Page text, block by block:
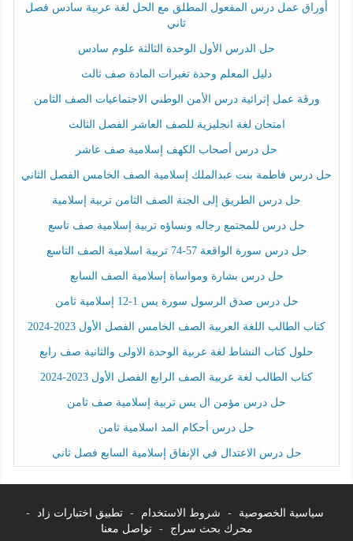
أوراق عمل درس المفعول المطلق مع الحل لغة عربية سادس فصل
ثاني
حل الدرس الأول الوحدة الثالثة علوم سادس
دليل المعلم وحدة تغيرات المادة صف ثالث
ورقة عمل إثرائية درس الأمن الوطني الاجتماعيات الصف الثامن
امتحان لغة انجليزية للصف العاشر الفصل الثالث
حل درس أصحاب الكهف إسلامية صف عاشر
حل درس فاطمة بنت عبدالملك إسلامية الصف الخامس الفصل الثاني
حل درس الطريق إلى الجنة الصف الثامن تربية إسلامية
حل درس للمجتمع رجاله ونساؤه تربية إسلامية صف تاسع
حل درس سورة الواقعة 57-74 تربية اسلامية الصف التاسع
حل درس بشارة ومواساة إسلامية الصف السابع
حل درس صدق الرسول سورة يس 1-12 إسلامية ثامن
كتاب الطالب اللغة العربية الصف الخامس الفصل الأول 2023-2024
حلول كتاب النشاط لغة عربية الوحدة الاولى والثانية صف رابع
كتاب الطالب لغة عربية الصف الرابع الفصل الأول 2023-2024
حل درس مؤمن ال يس تربية إسلامية صف ثامن
حل درس أحكام المد اسلامية ثامن
حل درس الاعتدال في الإنفاق إسلامية السابع فصل ثاني
سياسية الخصوصية - شروط الاستخدام - تطبيق اختبارات زاد
-
محرك بحث سراج
- تواصل معنا